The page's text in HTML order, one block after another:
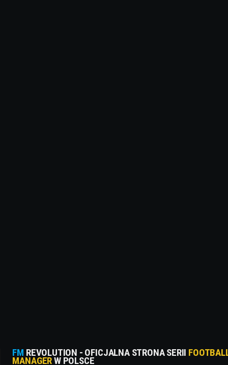
FM REVOLUTION - OFICJALNA STRONA SERII
MANAGERW POLSCE